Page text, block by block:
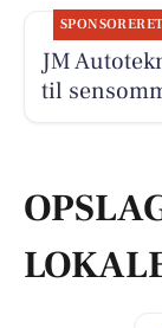
SPONSORERET
JM
til